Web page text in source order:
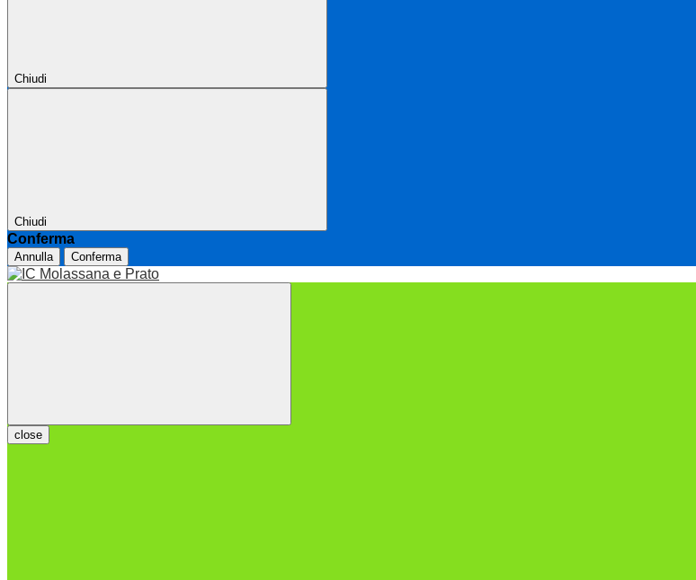
Chiudi
Chiudi
Conferma
Annulla Conferma
close